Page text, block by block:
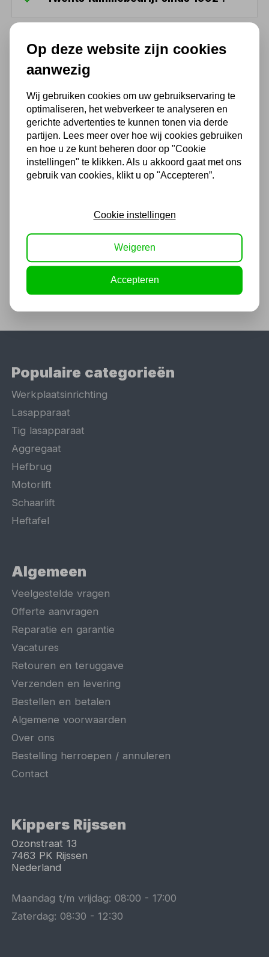
Ook handig
boring 50,8 mm
157,30
130,00 excl. BTW
Dubbelwerkende cilinder
181,50
150,00 excl. BTW
Populaire categorieën
Werkplaatsinrichting
Lasapparaat
Tig lasapparaat
Aggregaat
Hefbrug
Motorlift
Schaarlift
Heftafel
Algemeen
Veelgestelde vragen
Offerte aanvragen
Reparatie en garantie
Vacatures
Retouren en teruggave
Verzenden en levering
Bestellen en betalen
Algemene voorwaarden
Over ons
Bestelling herroepen / annuleren
Contact
Kippers Rijssen
Ozonstraat 13
7463 PK Rijssen
Nederland
Maandag t/m vrijdag:08:00 -17:00
Zaterdag:08:30 -12:30
Op deze website zijn cookies
aanwezig
Wij gebruiken cookies om uw gebruikservaring te
optimaliseren, het webverkeer te analyseren en
gerichte advertenties te kunnen tonen via derde
partijen. Lees meer over hoe wij cookies gebruiken
en hoe u ze kunt beheren door op "Cookie
instellingen" te klikken. Als u akkoord gaat met ons
gebruik van cookies, klikt u op "Accepteren”.
Cookie instellingen
Weigeren
Accepteren